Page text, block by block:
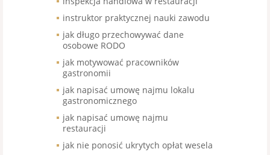
instruktor praktycznej nauki zawodu
jak długo przechowywać dane
osobowe RODO
jak motywować pracowników
gastronomii
jak napisać umowę najmu lokalu
gastronomicznego
jak napisać umowę najmu
restauracji
jak nie ponosić ukrytych opłat wesela